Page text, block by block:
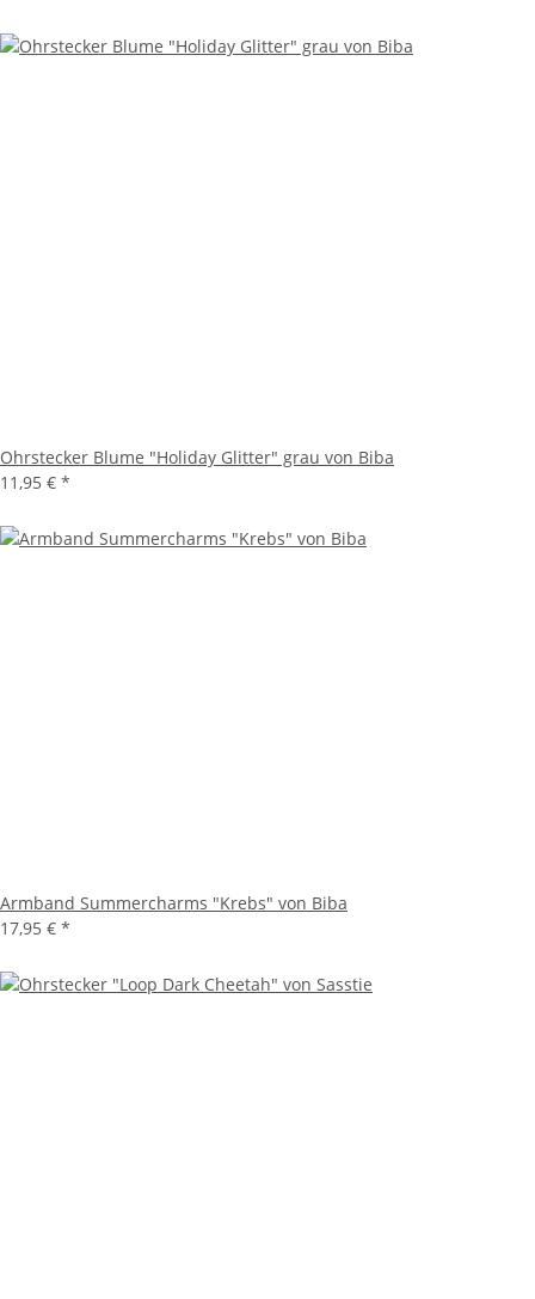
Ohrstecker Blume "Holiday Glitter" grau von Biba
11,95 € *
Armband Summercharms "Krebs" von Biba
17,95 € *